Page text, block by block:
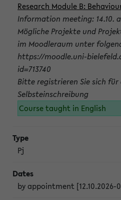
Research Module B:
Information meeting: 14.10.
Mögliche Projekte und
im Moodleraum unter
https://moodle.uni-
id=713740
Bitte registrieren Sie sich für
Selbsteinschreibung
Course taught in English
Pj
by appointment [12.10.2026-